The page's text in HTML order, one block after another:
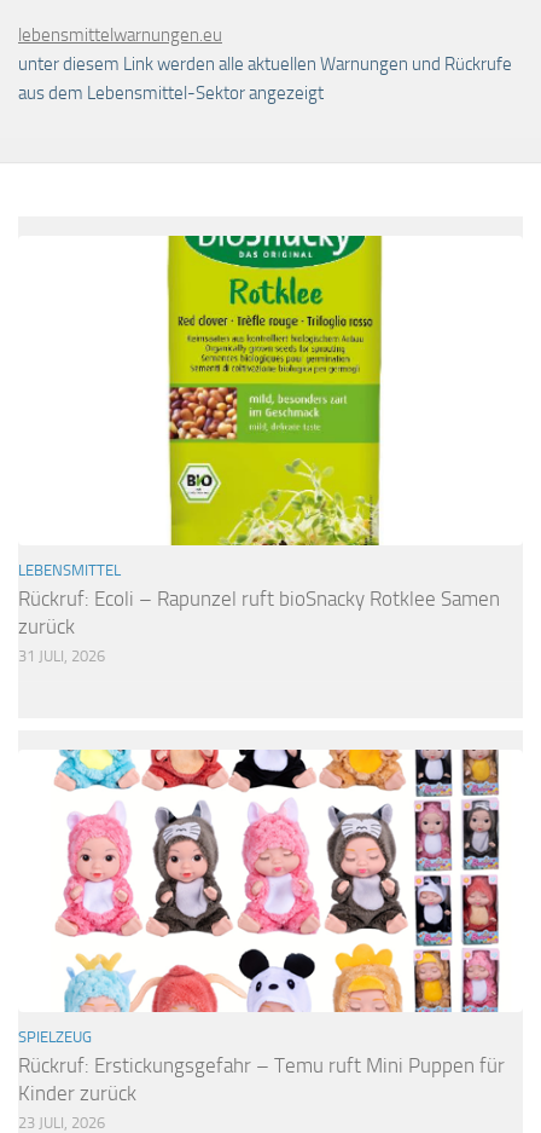
lebensmittelwarnungen.eu
unter diesem Link werden alle aktuellen Warnungen und Rückrufe
aus dem Lebensmittel-Sektor angezeigt
LEBENSMITTEL
Rückruf: Ecoli – Rapunzel ruft bioSnacky Rotklee Samen
zurück
31 JULI, 2026
SPIELZEUG
Rückruf: Erstickungsgefahr – Temu ruft Mini Puppen für
Kinder zurück
23 JULI, 2026